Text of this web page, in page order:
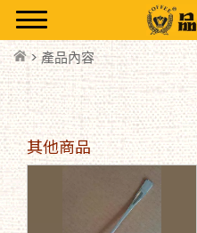
> 產品內容
其他商品